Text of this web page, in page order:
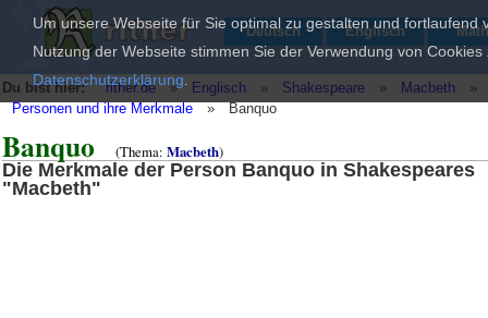
Deutsch Englisch
Du bist hier: rither.de » Englisch » Shakespeare » Macbeth
»
Personen und ihre Merkmale
» Banquo
Banquo (Thema: Macbeth)
Die Merkmale der Person Banquo in Shakespeares
"Macbeth"
Um unsere Webseite für Sie optimal zu gestalten und
Nutzung der Webseite stimmen Sie der Verwendung von
Datenschutzerklärung.